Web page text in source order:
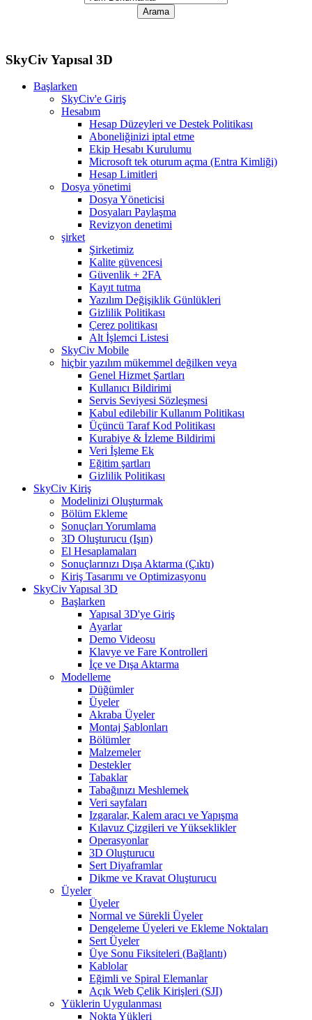
SkyCiv Yapısal 3D
Başlarken
SkyCiv'e Giriş
Hesabım
Hesap Düzeyleri ve Destek Politikası
Aboneliğinizi iptal etme
Ekip Hesabı Kurulumu
Microsoft tek oturum açma (Entra Kimliği)
Hesap Limitleri
Dosya yönetimi
Dosya Yöneticisi
Dosyaları Paylaşma
Revizyon denetimi
şirket
Şirketimiz
Kalite güvencesi
Güvenlik + 2FA
Kayıt tutma
Yazılım Değişiklik Günlükleri
Gizlilik Politikası
Çerez politikası
Alt İşlemci Listesi
SkyCiv Mobile
hiçbir yazılım mükemmel değilken veya
Genel Hizmet Şartları
Kullanıcı Bildirimi
Servis Seviyesi Sözleşmesi
Kabul edilebilir Kullanım Politikası
Üçüncü Taraf Kod Politikası
Kurabiye & İzleme Bildirimi
Veri İşleme Ek
Eğitim şartları
Gizlilik Politikası
SkyCiv Kiriş
Modelinizi Oluşturmak
Bölüm Ekleme
Sonuçları Yorumlama
3D Oluşturucu (Işın)
El Hesaplamaları
Sonuçlarınızı Dışa Aktarma (Çıktı)
Kiriş Tasarımı ve Optimizasyonu
SkyCiv Yapısal 3D
Başlarken
Yapısal 3D'ye Giriş
Ayarlar
Demo Videosu
Klavye ve Fare Kontrolleri
İçe ve Dışa Aktarma
Modelleme
Düğümler
Üyeler
Akraba Üyeler
Montaj Şablonları
Bölümler
Malzemeler
Destekler
Tabaklar
Tabağınızı Meshlemek
Veri sayfaları
Izgaralar, Kalem aracı ve Yapışma
Kılavuz Çizgileri ve Yükseklikler
Operasyonlar
3D Oluşturucu
Sert Diyaframlar
Dikme ve Kravat Oluşturucu
Üyeler
Üyeler
Normal ve Sürekli Üyeler
Dengeleme Üyeleri ve Ekleme Noktaları
Sert Üyeler
Üye Sonu Fiksiteleri (Bağlantı)
Kablolar
Eğimli ve Spiral Elemanlar
Açık Web Çelik Kirişleri (SJI)
Yüklerin Uygulanması
Nokta Yükleri